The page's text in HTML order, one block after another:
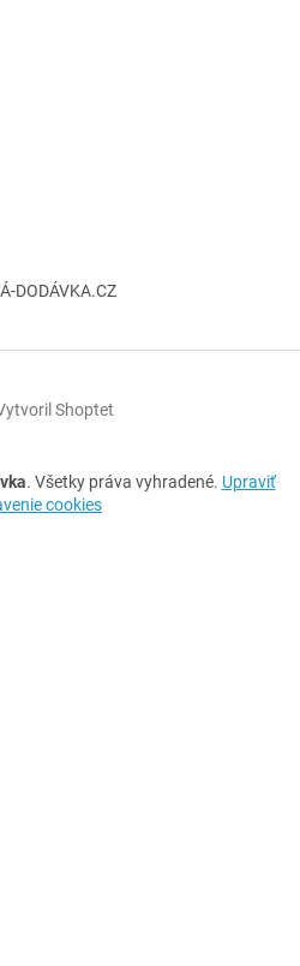
DODÁVKA.CZ
Shoptet
. Všetky práva vyhradené. Upraviť
cookies